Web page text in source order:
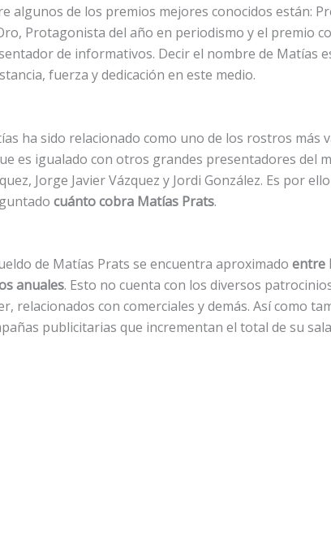
algunos de los premios mejores conocidos están:
Protagonista del año en periodismo y el premio
de informativos. Decir el nombre de Matías
fuerza y dedicación en este medio.
ha sido relacionado como uno de los rostros más
es igualado con otros grandes presentadores del
Jorge Javier Vázquez y Jordi González. Es por
cuánto cobra Matías Prats.
de Matías Prats se encuentra aproximado entre
anuales. Esto no cuenta con los diversos
relacionados con comerciales y demás. Así como
publicitarias que incrementan el total de su